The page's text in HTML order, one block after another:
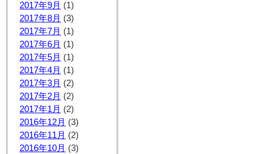
2017年9月 (1)
2017年8月 (3)
2017年7月 (1)
2017年6月 (1)
2017年5月 (1)
2017年4月 (1)
2017年3月 (2)
2017年2月 (2)
2017年1月 (2)
2016年12月 (3)
2016年11月 (2)
2016年10月 (3)